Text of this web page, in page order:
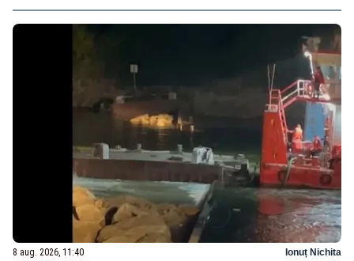
8 aug. 2026, 11:40 Ionuț Nichita